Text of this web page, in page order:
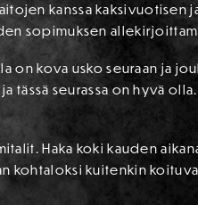
kanssa kaksivuotisen
sopimuksen
on kova usko seuraan ja
seurassa on hyvä
Haka koki kauden
kohtaloksi kuitenkin